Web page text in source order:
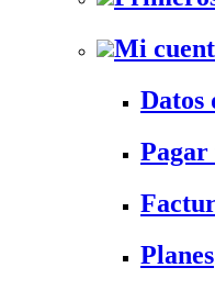
Mi
Datos
Planes